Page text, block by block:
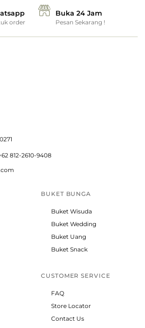
order
Buka 24 Jam
Pesan Sekarang !
812-2610-9408
BUKET BUNGA
Buket Wisuda
Buket Wedding
Buket Uang
Buket Snack
CUSTOMER SERVICE
FAQ
Store Locator
Contact Us